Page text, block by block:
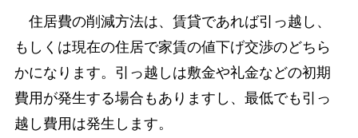
住居費の削減方法は、賃貸であれば引っ越し、
もしくは現在の住居で家賃の値下げ交渉のどちら
かになります。引っ越しは敷金や礼金などの初期
費用が発生する場合もありますし、最低でも引っ
越し費用は発生します。